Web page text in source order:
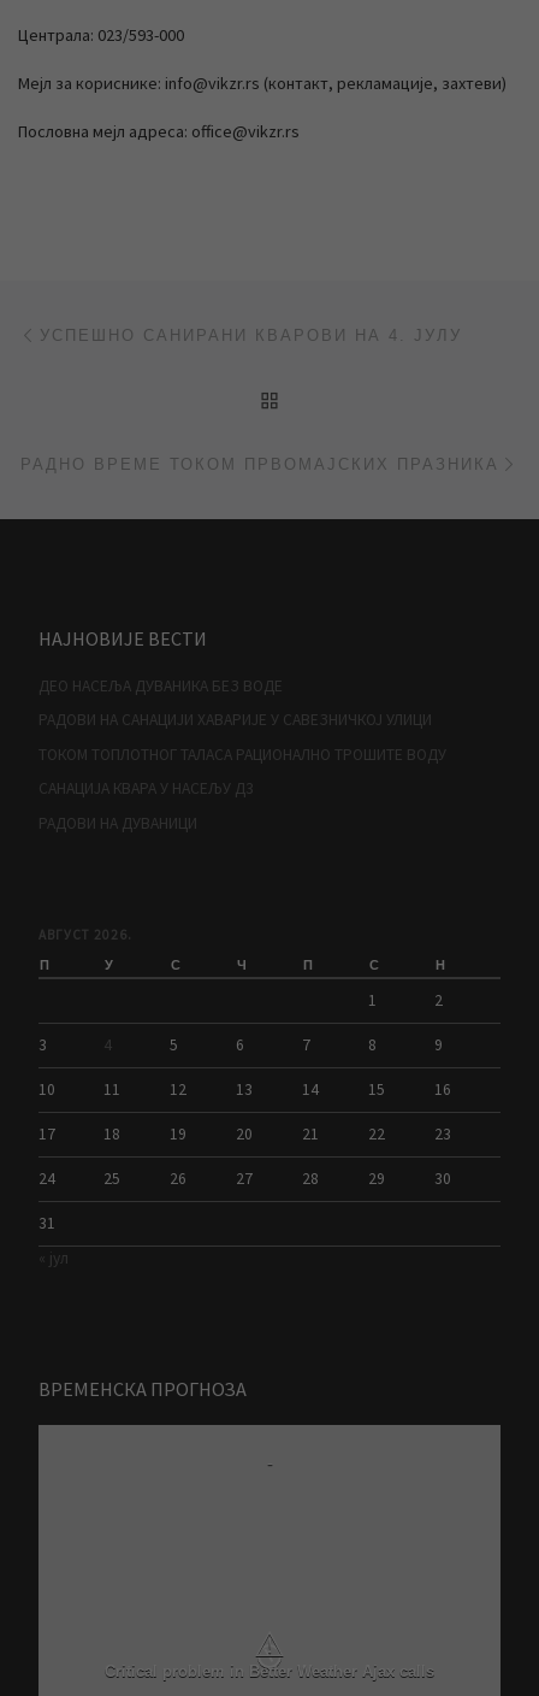
Централа: 023/593-000
Мејл за кориснике: info@vikzr.rs (контакт, рекламације, захтеви)
Пословна мејл адреса: office@vikzr.rs
Post navigation
УСПЕШНО САНИРАНИ КВАРОВИ НА 4. ЈУЛУ
РАДНО ВРЕМЕ ТОКОМ ПРВОМАЈСКИХ ПРАЗНИКА
НАЈНОВИЈЕ ВЕСТИ
ДЕО НАСЕЉА ДУВАНИКА БЕЗ ВОДЕ
РАДОВИ НА САНАЦИЈИ ХАВАРИЈЕ У САВЕЗНИЧКОЈ УЛИЦИ
ТОКОМ ТОПЛОТНОГ ТАЛАСА РАЦИОНАЛНО ТРОШИТЕ ВОДУ
САНАЦИЈА КВАРА У НАСЕЉУ Д3
РАДОВИ НА ДУВАНИЦИ
АВГУСТ 2026.
П У С Ч П С Н
1 2
3 4 5 6 7 8 9
10 11 12 13 14 15 16
17 18 19 20 21 22 23
24 25 26 27 28 29 30
31
« јул
ВРЕМЕНСКА ПРОГНОЗА
-